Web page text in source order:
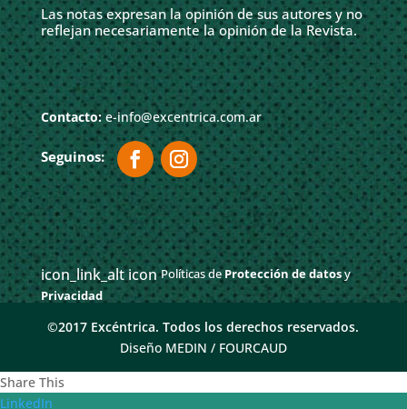
Las notas expresan la opinión de sus autores y no
reflejan necesariamente la opinión de la Revista.
Contacto:e-info@excentrica.com.ar
icon_link_alt icon Políticas deProtección de datosy
Privacidad
©2017 Excéntrica. Todos los derechos reservados.
Diseño MEDIN / FOURCAUD
Share This
LinkedIn